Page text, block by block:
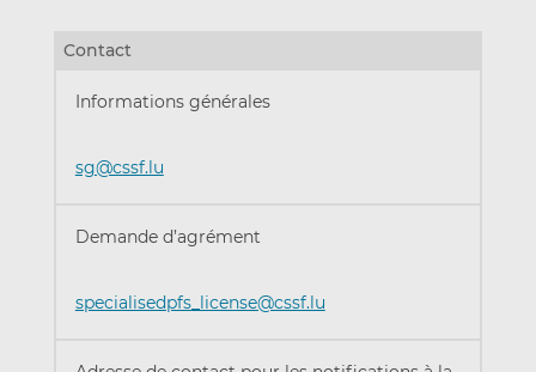
Contact
Informations générales
sg@cssf.lu
Demande d’agrément
specialisedpfs_license@cssf.lu